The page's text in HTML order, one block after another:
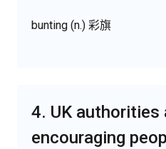
bunting (n.) 彩旗
4. UK authorities
encouraging